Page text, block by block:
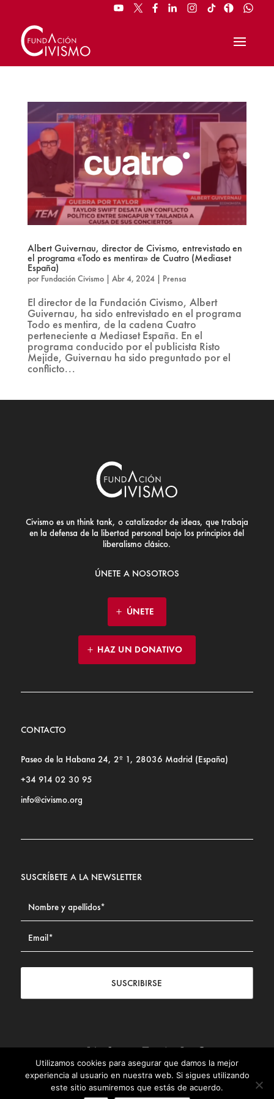
Albert Guivernau, director de Civismo, entrevistado en
el programa «Todo es mentira» de Cuatro (Mediaset
España)
por Fundación Civismo| Abr 4, 2024| Prensa
El director de la Fundación Civismo, Albert
Guivernau, ha sido entrevistado en el programa
Todo es mentira, de la cadena Cuatro
perteneciente a Mediaset España. En el
programa conducido por el publicista Risto
Mejide, Guivernau ha sido preguntado por el
conflicto...
Civismo es un think tank, o catalizador de ideas, que trabaja
en la defensa de la libertad personal bajo los principios del
liberalismo clásico.
ÚNETE A NOSOTROS
ÚNETE
HAZ UN DONATIVO
CONTACTO
Paseo de la Habana 24, 2º 1, 28036 Madrid (España)
+34 914 02 30 95
info@civismo.org
SUSCRÍBETE A LA NEWSLETTER
SUSCRIBIRSE
Contacto|Aviso legal| Política de privacidad| Política de
Cookies
Utilizamos cookies para asegurar que damos la mejor
experiencia al usuario en nuestra web. Si sigues utilizando
este sitio asumiremos que estás de acuerdo.